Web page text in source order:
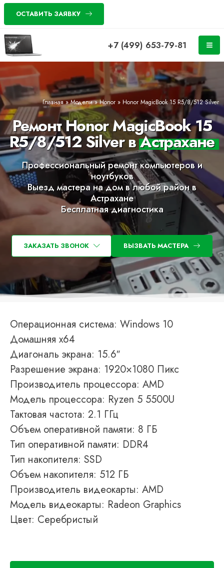
ОСТАВИТЬ ЗАЯВКУ
+7 (499) 653-79-81
Главная»Модели»Honor » Honor MagicBook 15 R5/8/512 Silver
Ремонт Honor MagicBook 15
R5/8/512 Silver в Астрахане
Профессиональный ремонт компьютеров и
ноутбуков
Выезд мастера на дом в любой район в
Астрахане
Бесплатная диагностика
ЗАКАЗАТЬ ЗВОНОК ВЫЗВАТЬ МАСТЕРА
Операционная система: Windows 10
Домашняя x64
Диагональ экрана: 15.6″
Разрешение экрана: 1920×1080 Пикс
Производитель процессора: AMD
Модель процессора: Ryzen 5 5500U
Тактовая частота: 2.1 ГГц
Объем оперативной памяти: 8 ГБ
Тип оперативной памяти: DDR4
Тип накопителя: SSD
Объем накопителя: 512 ГБ
Производитель видеокарты: AMD
Модель видеокарты: Radeon Graphics
Цвет: Серебристый